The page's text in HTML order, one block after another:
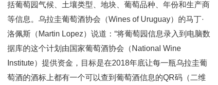
括葡萄园气候、土壤类型、地块、葡萄品种、年份和生产商
等信息。乌拉圭葡萄酒协会（Wines of Uruguay）的马丁·
洛佩斯（Martin Lopez）说道：“将葡萄园信息录入到电脑数
据库的这个计划由国家葡萄酒协会（National Wine
Institute）提供资金，目标是在2018年底让每一瓶乌拉圭葡
萄酒的酒标上都有一个可以查到葡萄酒信息的QR码（二维